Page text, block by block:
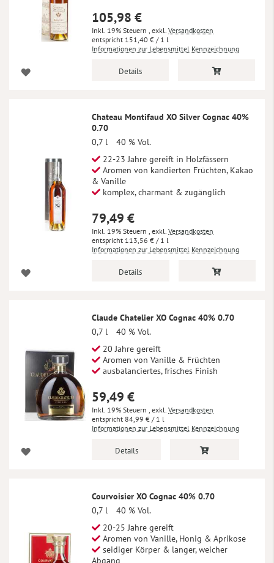
105,98 €
Inkl. 19% Steuern exkl. Versandkosten
151,40 € / 1 l
Informationen zur Lebensmittel Kennzeichnung
Details
Chateau Montifaud XO Silver Cognac 40%
0.70
0,7 l
40 % Vol.
22-23 Jahre gereift in Holzfässern
Aromen von kandierten Früchten, Kakao
& Vanille
komplex, charmant & zugänglich
79,49 €
Inkl. 19% Steuern exkl. Versandkosten
113,56 € / 1 l
Informationen zur Lebensmittel Kennzeichnung
Details
Claude Chatelier XO Cognac 40% 0.70
0,7 l
40 % Vol.
20 Jahre gereift
Aromen von Vanille & Früchten
ausbalanciertes, frisches Finish
59,49 €
Inkl. 19% Steuern exkl. Versandkosten
84,99 € / 1 l
Informationen zur Lebensmittel Kennzeichnung
Details
Courvoisier XO Cognac 40% 0.70
0,7 l
40 % Vol.
20-25 Jahre gereift
Aromen von Vanille, Honig & Aprikose
seidiger Körper & langer, weicher
Abgang